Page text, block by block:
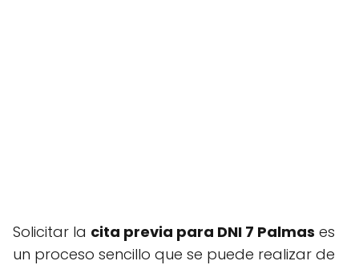
Solicitar la cita previa para DNI 7 Palmas es
un proceso sencillo que se puede realizar de